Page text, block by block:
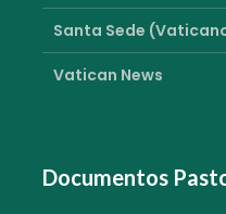
Santa Sede
Vatican News
Documentos